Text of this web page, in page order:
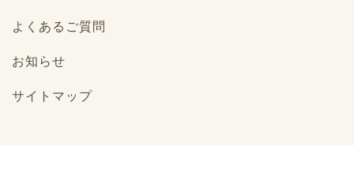
よくあるご質問
お知らせ
サイトマップ